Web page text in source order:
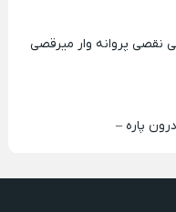
نقصی پروانه وار میرقصی
پاره –